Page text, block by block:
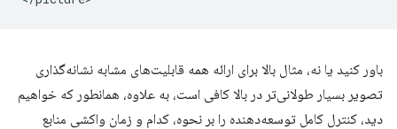
باور کنید یا نه، مثال بالا برای ارائه همه قابلیت‌های مشابه نشانه‌گذاری
تصویر بسیار طولانی‌تر در بالا کافی است، به علاوه، همانطور که خواهیم
دید، کنترل کامل توسعه‌دهنده را بر نحوه، کدام و زمان واکشی منابع